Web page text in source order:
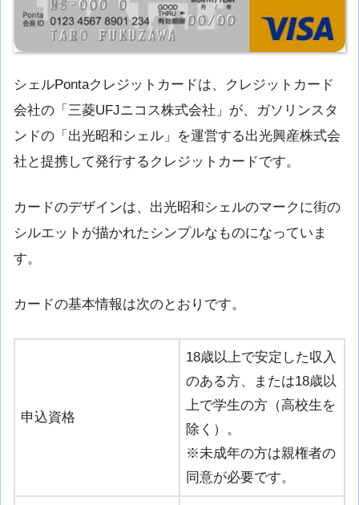
シェルPontaクレジットカードは、クレジットカード
会社の「三菱UFJニコス株式会社」が、ガソリンスタ
ンドの「出光昭和シェル」を運営する出光興産株式会
社と提携して発行するクレジットカードです。
カードのデザインは、出光昭和シェルのマークに街の
シルエットが描かれたシンプルなものになっていま
す。
カードの基本情報は次のとおりです。
申込資格
18歳以上で安定した収入
のある方、または18歳以
上で学生の方（高校生を
除く）。
※未成年の方は親権者の
同意が必要です。